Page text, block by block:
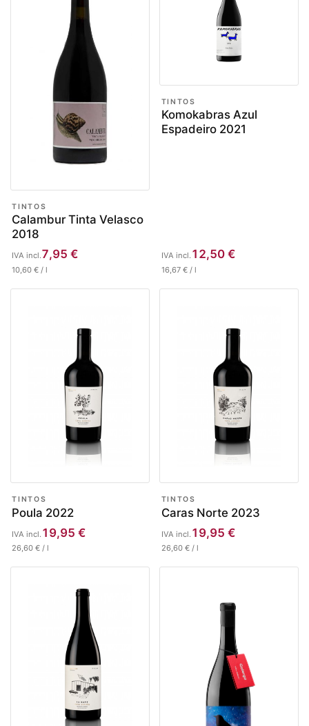
TINTOS
Calambur Tinta Velasco
2018
7,95 €
IVA incl.
10,60 € / l
TINTOS
Komokabras Azul
Espadeiro 2021
12,50€
IVA incl.
16,67€/ l
TINTOS
Poula 2022
19,95 €
IVA incl.
26,60 € / l
TINTOS
Caras Norte 2023
19,95 €
IVA incl.
26,60€/ l